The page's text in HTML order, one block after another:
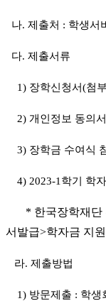
나. 제출처 : 학생서
다. 제출서류
1) 장학신청서(첨
2) 개인정보 동의서
3) 장학금 수여식
4) 2023-1 학기 학
* 한국장학재단
서발급>학자금 지
라. 제출방법
1) 방문제출 : 학생